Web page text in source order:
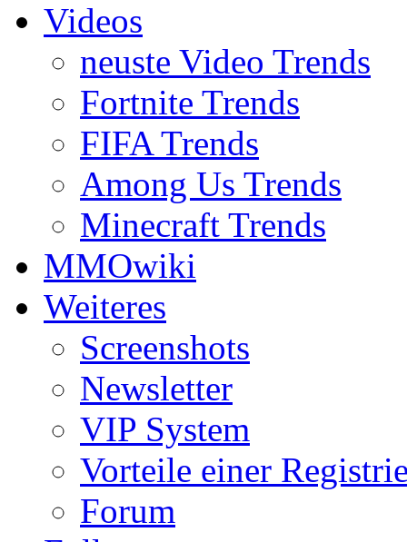
Videos
neuste Video Trends
Fortnite Trends
FIFA Trends
Among Us Trends
Minecraft Trends
MMOwiki
Weiteres
Screenshots
Newsletter
VIP System
Vorteile einer
Forum